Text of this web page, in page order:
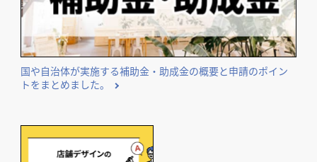
国や自治体が実施する補助金・助成金の概要と申請のポイン
トをまとめました。